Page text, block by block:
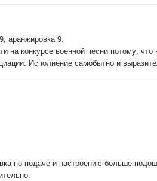
аранжировка 9.
на конкурсе военной песни потому,
Исполнение самобытно и
по подаче и настроению больше